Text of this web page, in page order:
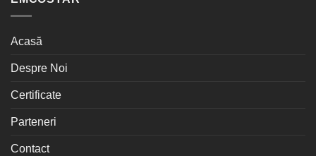
Acasă
Despre Noi
Certificate
Parteneri
Contact